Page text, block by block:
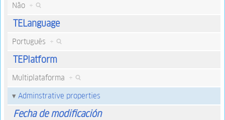
Não +
TELanguage
Português +
TEPlatform
Multiplataforma +
Adminstrative properties
Fecha de modificación